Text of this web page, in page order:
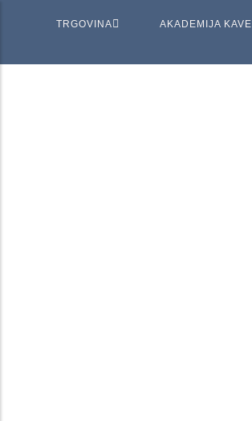
TRGOVINA AKADEMIJA KAVE